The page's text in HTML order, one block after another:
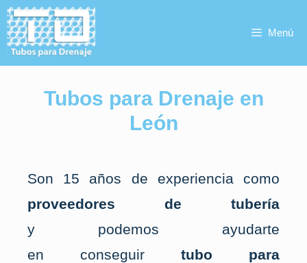
Menú
Tubos para Drenaje en
León
Son 15 años de experiencia como
proveedores de tubería
y
podemos ayudarte
en conseguir tubo para